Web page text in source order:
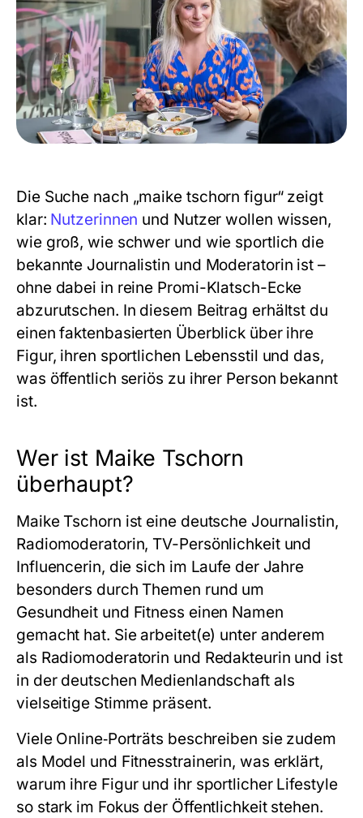
Die Suche nach „maike tschorn figur“ zeigt
klar: Nutzerinnen und Nutzer wollen wissen,
wie groß, wie schwer und wie sportlich die
bekannte Journalistin und Moderatorin ist –
ohne dabei in reine Promi-Klatsch-Ecke
abzurutschen. In diesem Beitrag erhältst du
einen faktenbasierten Überblick über ihre
Figur, ihren sportlichen Lebensstil und das,
was öffentlich seriös zu ihrer Person bekannt
ist.
Wer ist Maike Tschorn
überhaupt?
Maike Tschorn ist eine deutsche Journalistin,
Radiomoderatorin, TV-Persönlichkeit und
Influencerin, die sich im Laufe der Jahre
besonders durch Themen rund um
Gesundheit und Fitness einen Namen
gemacht hat. Sie arbeitet(e) unter anderem
als Radiomoderatorin und Redakteurin und ist
in der deutschen Medienlandschaft als
vielseitige Stimme präsent.
Viele Online‑Porträts beschreiben sie zudem
als Model und Fitnesstrainerin, was erklärt,
warum ihre Figur und ihr sportlicher Lifestyle
so stark im Fokus der Öffentlichkeit stehen.